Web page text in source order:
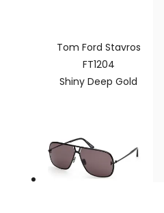
Tom Ford Stavros
FT1204
Shiny Deep Gold